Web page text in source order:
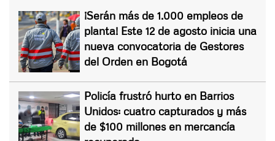
¡Serán más de 1.000 empleos de
planta! Este 12 de agosto inicia una
nueva convocatoria de Gestores
del Orden en Bogotá
Policía frustró hurto en Barrios
Unidos: cuatro capturados y más
de $100 millones en mercancía